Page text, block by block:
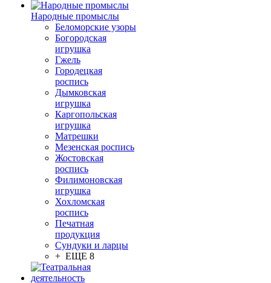
Народные промыслы
Беломорские узоры
Богородская
игрушка
Гжель
Городецкая
роспись
Дымковская
игрушка
Каргопольская
игрушка
Матрешки
Мезенская роспись
Жостовская
роспись
Филимоновская
игрушка
Хохломская
роспись
Печатная
продукция
Сундуки и ларцы
+ ЕЩЕ 8